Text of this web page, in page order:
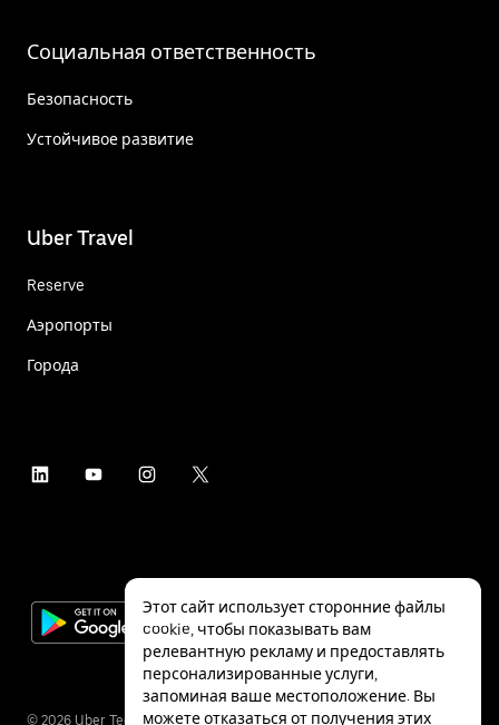
Социальная ответственность
Безопасность
Устойчивое развитие
Uber Travel
Reserve
Аэропорты
Города
© 2026 Uber Technologies Inc.
Этот сайт использует сторонние файлы
cookie, чтобы показывать вам
релевантную рекламу и предоставлять
персонализированные услуги,
запоминая ваше местоположение. Вы
можете отказаться от получения этих